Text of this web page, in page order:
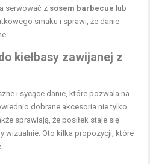
serwować z sosem barbecue lub
smaku i sprawi, że danie
kiełbasy zawijanej z
i sycące danie, które pozwala na
dobrane akcesoria nie tylko
sprawiają, że posiłek staje się
wizualnie. Oto kilka propozycji, które